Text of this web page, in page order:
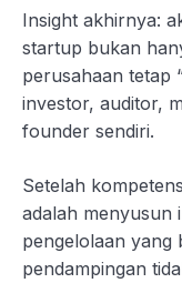
Insight akhirnya:
startup bukan
perusahaan tetap
investor, auditor,
founder sendiri.
Setelah
adalah menyusun
pengelolaan yang
pendampingan